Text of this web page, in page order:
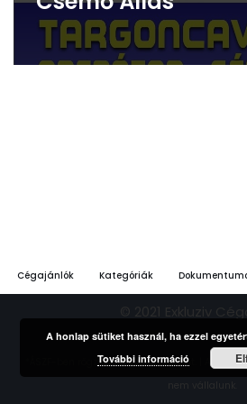
Cégajánlók Kategóriák
© 2021 Exkluziv
*ÁSZF-ben rögzített feltételek szerint. | A
A honlap sütiket használ, ha ezzel
További információ